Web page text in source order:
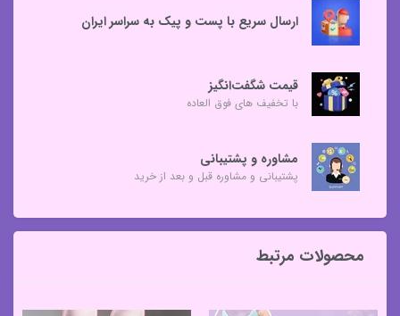
ارسال سریع با پست و پیک به سراسر ایران
قیمت شگفت‌انگیز
با تخفیف های فوق العاده
مشاوره و پشتیبانی
پشتیبانی و مشاوره قبل و بعد از خرید
محصولات مرتبط